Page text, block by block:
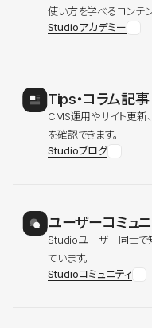
使い方を学べるコンテ
Studioアカデミー
Tips・コラム記事
CMS運用やサイト更新
を確認できます。
Studioブログ
ユーザーコミュ
Studioユーザー同士で
ています。
Studioコミュニティ